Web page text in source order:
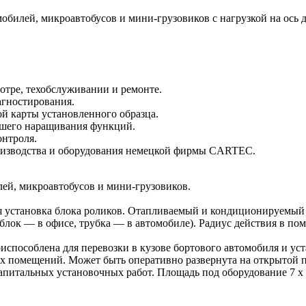
микроавтобусов и мини-грузовиков с нагрузкой на
техобслуживании и ремонте.
карты установленного образца.
наращивания функций.
и оборудования немецкой фирмы CARTEC.
микроавтобусов и мини-грузовиков.
блока роликов. Отапливаемый и
— в офисе, трубка — в автомобиле). Радиус действия в
для перевозки в кузове бортового автомобиля и
помещений. Может быть оперативно развернута на
установочных работ. Площадь под оборудование 7